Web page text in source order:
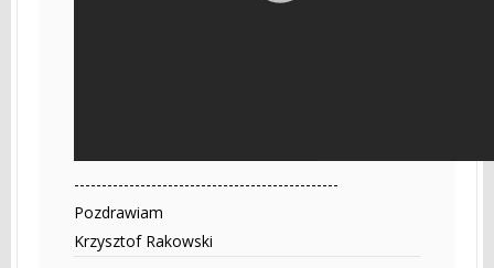
------------------------------------------------
Pozdrawiam
Krzysztof Rakowski